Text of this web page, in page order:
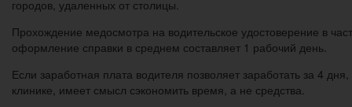
городов, удаленных от столицы.
Прохождение медосмотра на водительское удостоверение в
оформление справки в среднем составляет 1 рабочий день.
Если заработная плата водителя позволяет заработать за 4
клинике, имеет смысл сэкономить время, а не средства.